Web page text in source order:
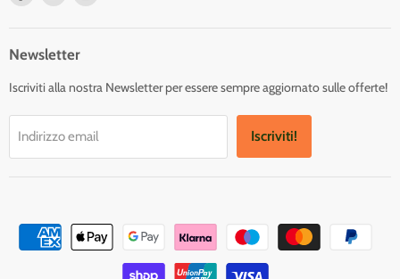
Newsletter
Iscriviti alla nostra Newsletter per essere sempre aggiornato sulle offerte!
Indirizzo email Iscriviti!